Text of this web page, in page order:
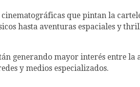
que pintan la
hasta aventuras espaciales y
generando mayor interés entre
y medios especializados.